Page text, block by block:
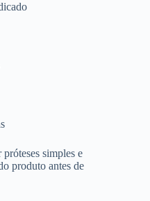
simples e
produto antes de